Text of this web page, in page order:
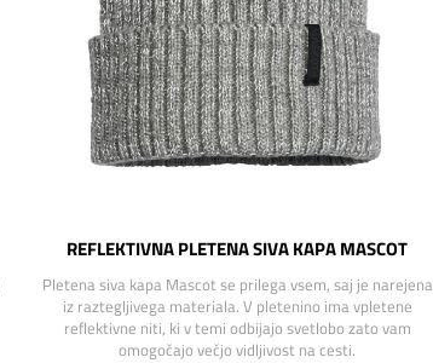
REFLEKTIVNA PLETENA SIVA KAPA MASCOT
Pletena siva kapa Mascot se prilega vsem, saj je narejena
iz raztegljivega materiala. V pletenino ima vpletene
reflektivne niti, ki v temi odbijajo svetlobo zato vam
omogočajo večjo vidljivost na cesti.